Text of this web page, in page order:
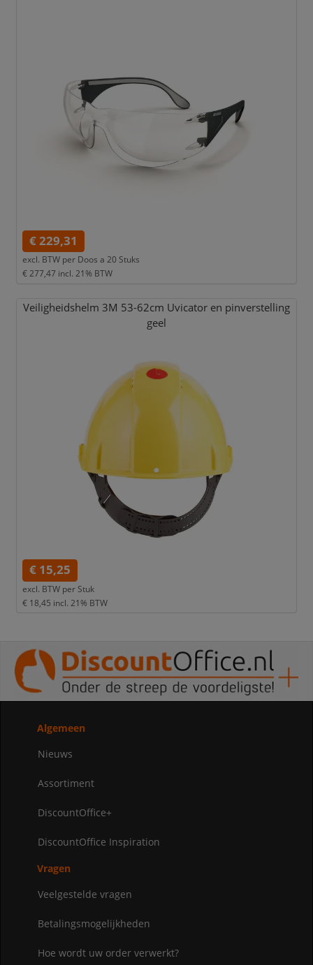
€ 229,31
excl. BTW per Doos a 20 Stuks
€ 277,47 incl. 21% BTW
Veiligheidshelm 3M 53-62cm Uvicator en pinverstelling
geel
€ 15,25
excl. BTW per Stuk
€ 18,45 incl. 21% BTW
Algemeen
Nieuws
Assortiment
DiscountOffice+
DiscountOffice Inspiration
Vragen
Veelgestelde vragen
Betalingsmogelijkheden
Hoe wordt uw order verwerkt?